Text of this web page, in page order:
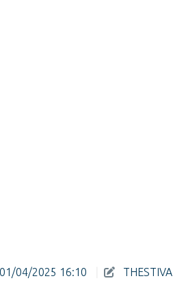
01/04/2025 16:10